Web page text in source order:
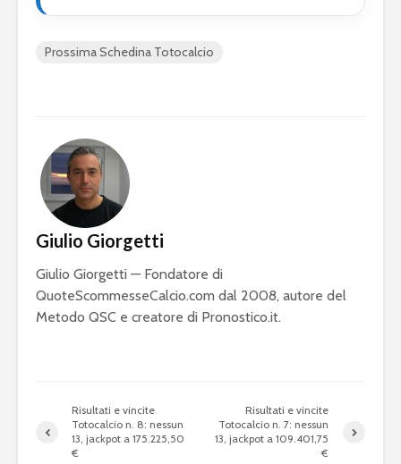
Prossima Schedina Totocalcio
Giulio Giorgetti
Giulio Giorgetti — Fondatore di
QuoteScommesseCalcio.com dal 2008, autore del
Metodo QSC e creatore di Pronostico.it.
Risultati e vincite
Totocalcio n. 8: nessun
13, jackpot a 175.225,50
€
Risultati e vincite
Totocalcio n. 7: nessun
13, jackpot a 109.401,75
€